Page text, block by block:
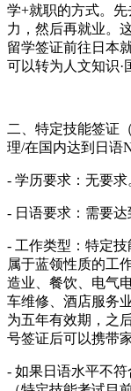
学+就职的方式。
力，然后再就业。
留学签证前往日本
可以转为人文知识·
二、特定技能签证
理/在国内达到日语
- 学历要求：无要求
- 日语要求：需要达
- 工作类型：特定
属于蓝领性质的工
造业、餐饮、电气
车维修、酒店服务
为五年有效期，之
号签证后可以携带
- 如果日语水平不